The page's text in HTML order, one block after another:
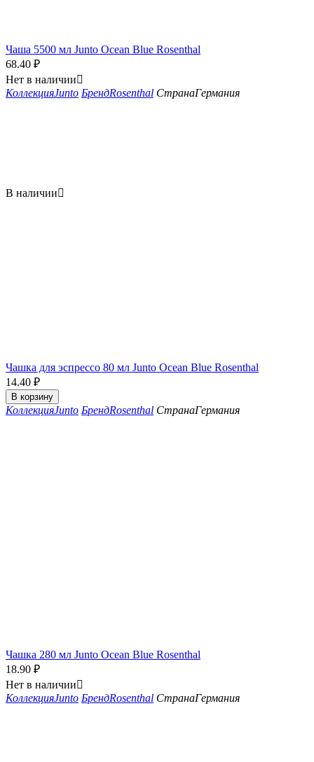
Чаша 5500 мл Junto Ocean Blue Rosenthal
68.40 ₽
Нет в наличии
КоллекцияJunto БрендRosenthal СтранаГермания
В наличии
Чашка для эспрессо 80 мл Junto Ocean Blue Rosenthal
14.40 ₽
В корзину
КоллекцияJunto БрендRosenthal СтранаГермания
Чашка 280 мл Junto Ocean Blue Rosenthal
18.90 ₽
Нет в наличии
КоллекцияJunto БрендRosenthal СтранаГермания